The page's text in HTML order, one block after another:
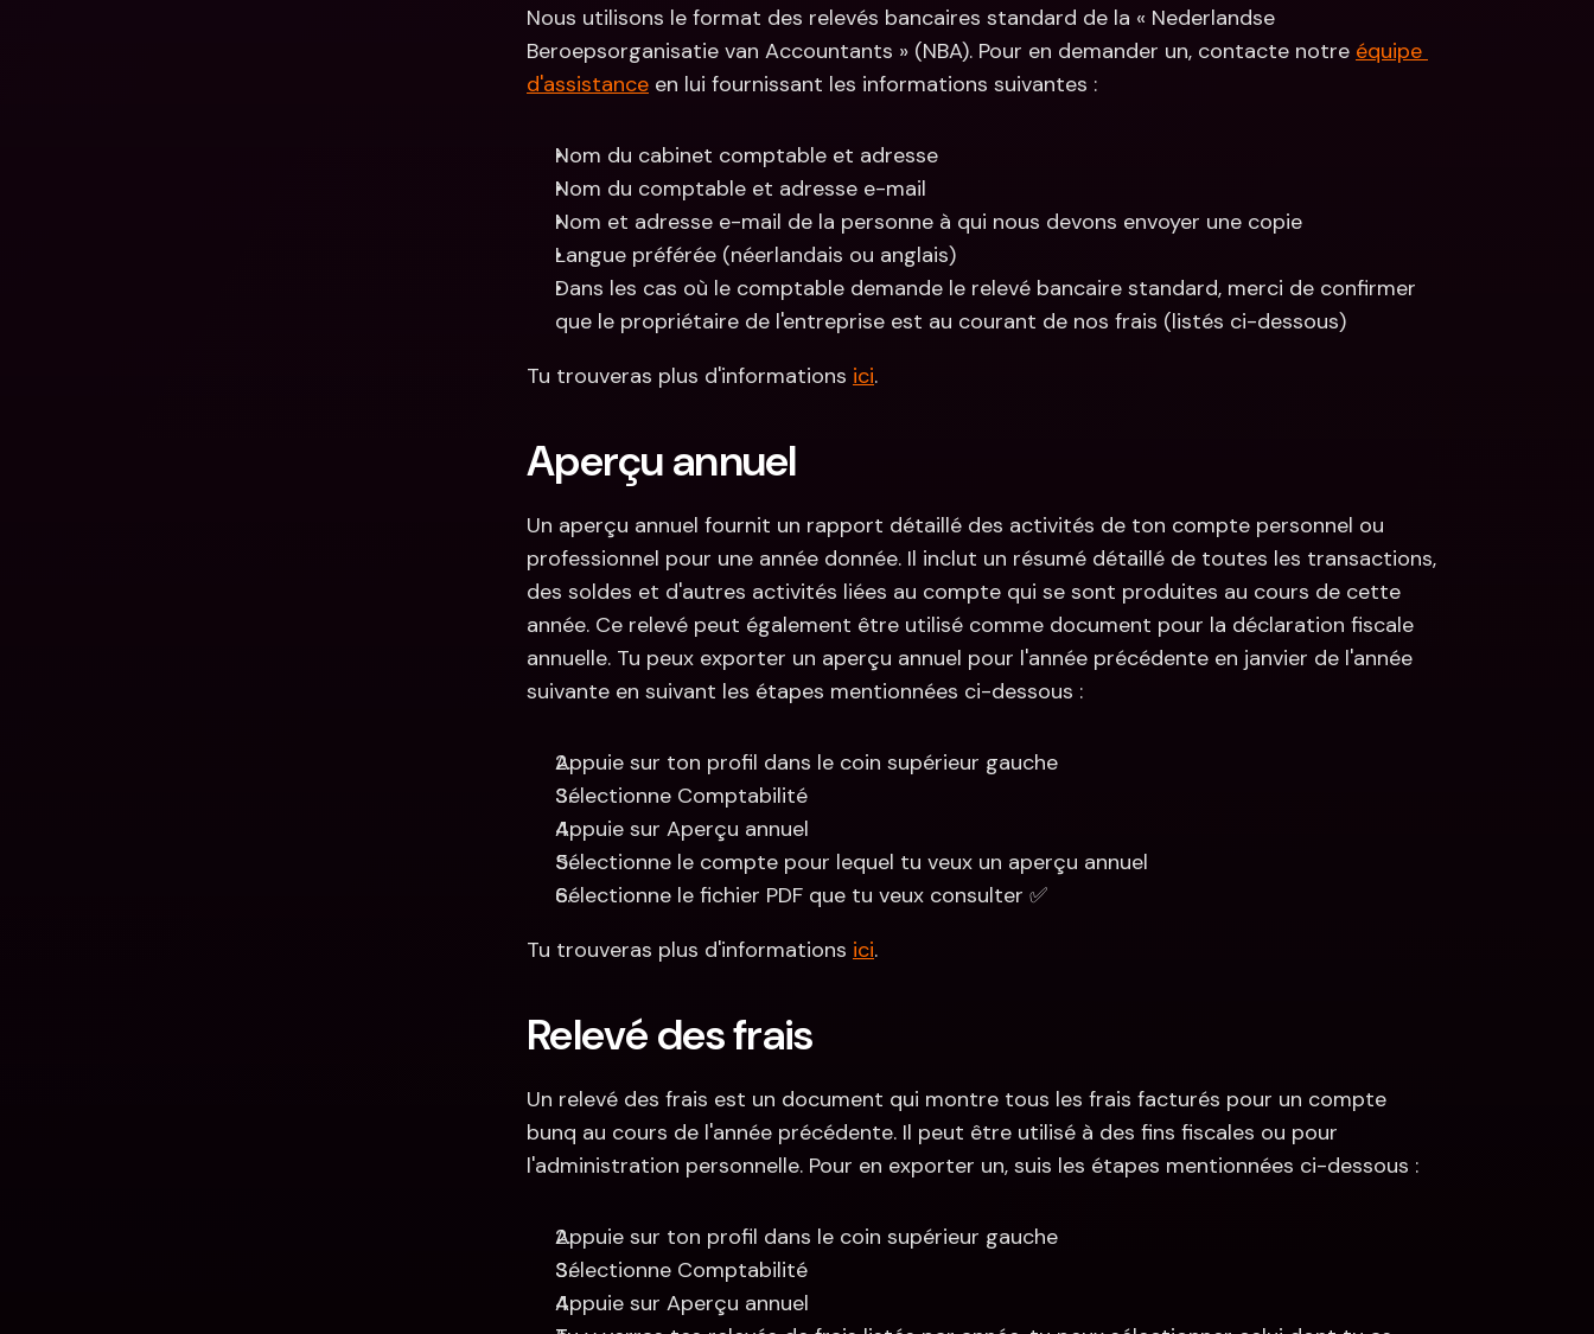
Nous utilisons le format des relevés bancaires standard de la « Nederlandse
Beroepsorganisatie van Accountants » (NBA). Pour en demander un, contacte notre équipe
d'assistance en lui fournissant les informations suivantes :
Nom du cabinet comptable et adresse
Nom du comptable et adresse e-mail
Nom et adresse e-mail de la personne à qui nous devons envoyer une copie
Langue préférée (néerlandais ou anglais)
Dans les cas où le comptable demande le relevé bancaire standard, merci de confirmer
que le propriétaire de l'entreprise est au courant de nos frais (listés ci-dessous)
Tu trouveras plus d'informations ici.
Aperçu annuel
Un aperçu annuel fournit un rapport détaillé des activités de ton compte personnel ou
professionnel pour une année donnée. Il inclut un résumé détaillé de toutes les transactions,
des soldes et d'autres activités liées au compte qui se sont produites au cours de cette
année. Ce relevé peut également être utilisé comme document pour la déclaration fiscale
annuelle. Tu peux exporter un aperçu annuel pour l'année précédente en janvier de l'année
suivante en suivant les étapes mentionnées ci-dessous :
Appuie sur ton profil dans le coin supérieur gauche
Sélectionne Comptabilité
Appuie sur Aperçu annuel
Sélectionne le compte pour lequel tu veux un aperçu annuel
Sélectionne le fichier PDF que tu veux consulter ✅
Tu trouveras plus d'informations ici.
Relevé des frais
Un relevé des frais est un document qui montre tous les frais facturés pour un compte
bunq au cours de l'année précédente. Il peut être utilisé à des fins fiscales ou pour
l'administration personnelle. Pour en exporter un, suis les étapes mentionnées ci-dessous :
Appuie sur ton profil dans le coin supérieur gauche
Sélectionne Comptabilité
Appuie sur Aperçu annuel